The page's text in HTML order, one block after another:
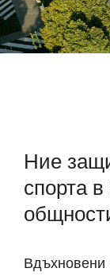
Ние
спорта